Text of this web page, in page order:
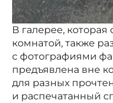
В галерее, которая
комнатой, также
с фотографиями
предъявлена вне
для разных
и распечатанный